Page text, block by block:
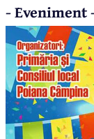
- Eveniment